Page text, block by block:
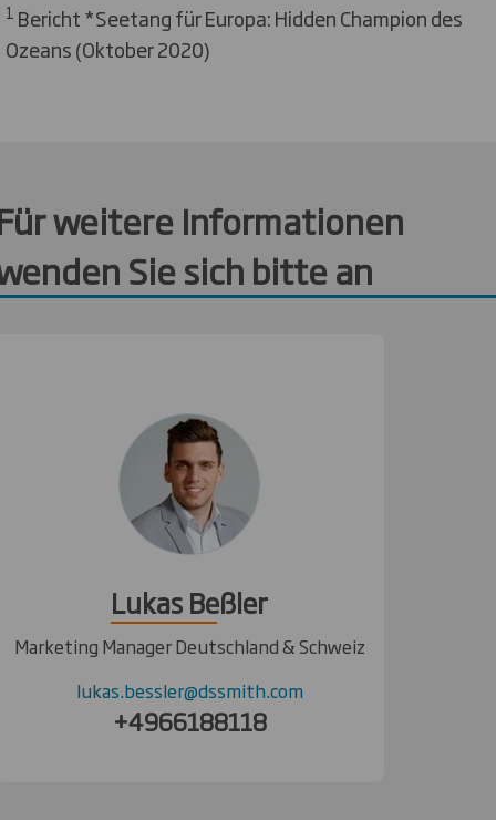
1 Bericht *Seetang für Europa: Hidden Champion des
Ozeans (Oktober 2020)
weitere Informationen
Sie sich bitte an
Lukas Beßler
Marketing Manager Deutschland & Schweiz
lukas.bessler@dssmith.com
+4966188118